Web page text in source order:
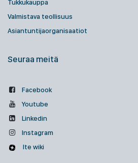
Tukkukauppa
Valmistava teollisuus
Asiantuntijaorganisaatiot
Seuraa meitä
Facebook
Youtube
Linkedin
Instagram
Ite wiki